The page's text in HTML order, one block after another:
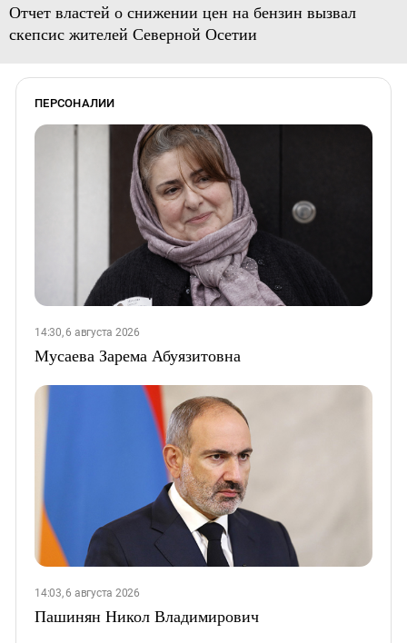
Отчет властей о снижении цен на бензин вызвал
скепсис жителей Северной Осетии
ПЕРСОНАЛИИ
14:30, 6 августа 2026
Мусаева Зарема Абуязитовна
14:03, 6 августа 2026
Пашинян Никол Владимирович